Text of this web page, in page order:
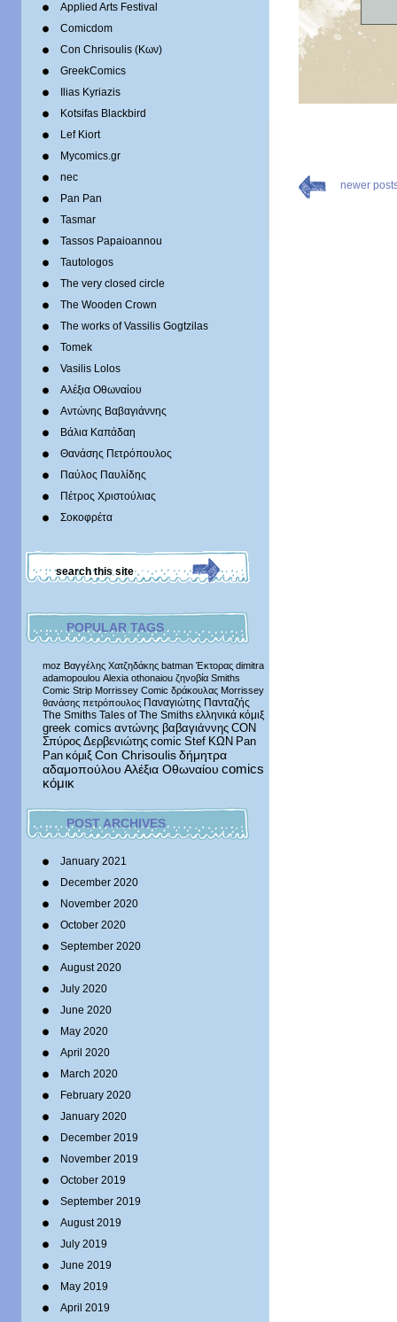
Applied Arts Festival
Comicdom
Con Chrisoulis (Κων)
GreekComics
Ilias Kyriazis
Kotsifas Blackbird
Lef Kiort
Mycomics.gr
nec
Pan Pan
Tasmar
Tassos Papaioannou
Tautologos
The very closed circle
The Wooden Crown
The works of Vassilis Gogtzilas
Tomek
Vasilis Lolos
Αλέξια Οθωναίου
Αντώνης Βαβαγιάννης
Βάλια Καπάδαη
Θανάσης Πετρόπουλος
Παύλος Παυλίδης
Πέτρος Χριστούλιας
Σοκοφρέτα
POPULAR TAGS
moz Βαγγέλης Χατζηδάκης batman Έκτορας dimitra
adamopoulou Alexia othonaiou ζηνοβία Smiths
Comic Strip Morrissey Comic δράκουλας Morrissey
θανάσης πετρόπουλος Παναγιώτης Πανταζής
The Smiths Tales of The Smiths ελληνικά κόμιξ
greek comics αντώνης βαβαγιάννης CON
Σπύρος Δερβενιώτης comic Stef ΚΩΝ Pan
Pan κόμιξ Con Chrisoulis δήμητρα
αδαμοπούλου Αλέξια Οθωναίου comics
κόμικ
POST ARCHIVES
January 2021
December 2020
November 2020
October 2020
September 2020
August 2020
July 2020
June 2020
May 2020
April 2020
March 2020
February 2020
January 2020
December 2019
November 2019
October 2019
September 2019
August 2019
July 2019
June 2019
May 2019
April 2019
newer